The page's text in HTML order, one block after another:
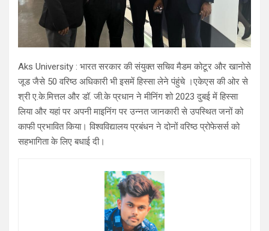
Aks University : भारत सरकार की संयुक्त सचिव मैडम कोटूर और खानोसे
जूड जैसे 50 वरिष्ठ अधिकारी भी इसमें हिस्सा लेने पंहुंचे ।एकेएस की ओर से
श्री ए.के.मित्तल और डॉ. जी.के प्रधान ने मीनिंग शो 2023 दुबई में हिस्सा
लिया और यहां पर अपनी माइनिंग पर उन्नत जानकारी से उपस्थित जनों को
काफी प्रभावित किया। विश्वविद्यालय प्रबंधन ने दोनों वरिष्ठ प्रोफेसर्स को
सहभागिता के लिए बधाई दी।